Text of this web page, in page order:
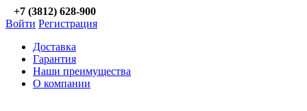
+7 (3812) 628-900
Войти Регистрация
Доставка
Гарантия
Наши преимущества
О компании